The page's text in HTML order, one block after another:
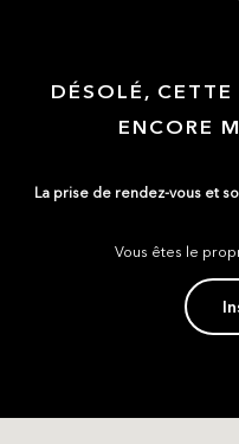
DÉSOLÉ,
ENCORE
La prise de rendez-vous et
Vous êtes le